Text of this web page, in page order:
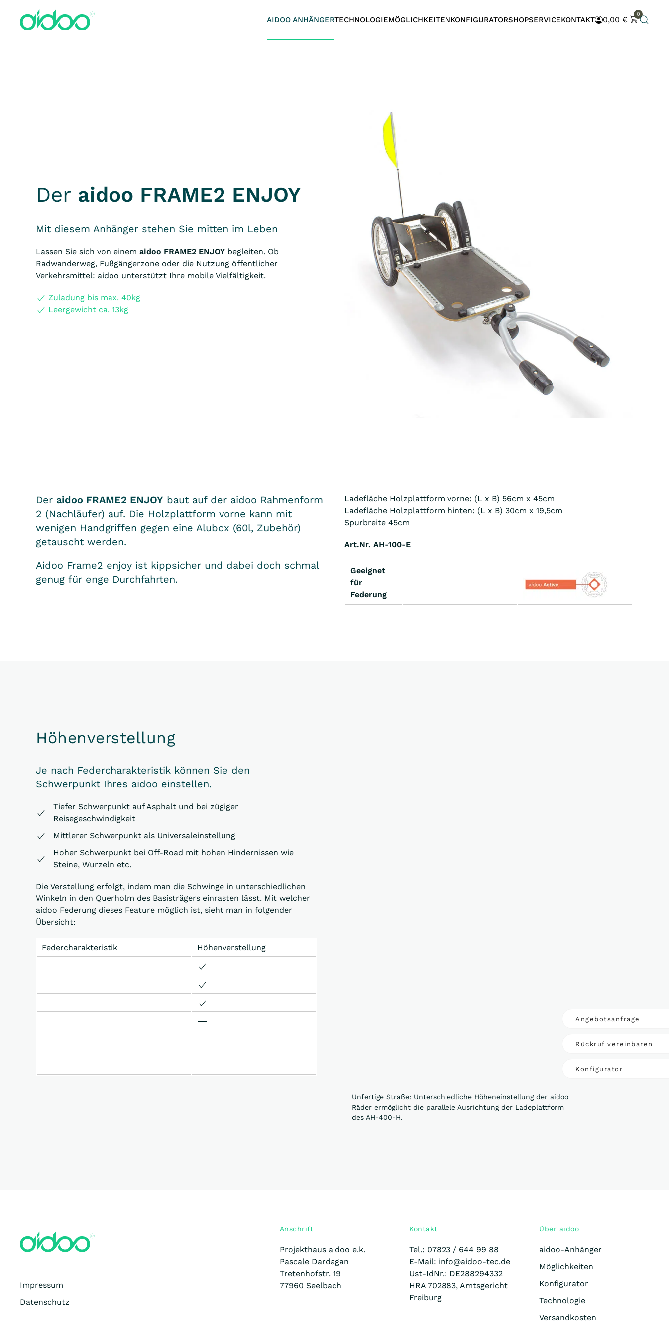
Zum Hauptinhalt springen
AIDOO ANHÄNGERTECHNOLOGIEMÖGLICHKEITENKONFIGURATORSHOPSERVICEKONTAKT 0,00 €
0
Der aidoo FRAME2 ENJOY
Mit diesem Anhänger stehen Sie mitten im Leben
Lassen Sie sich von einem aidoo FRAME2 ENJOY begleiten. Ob
Radwanderweg, Fußgängerzone oder die Nutzung öffentlicher
Verkehrsmittel: aidoo unterstützt Ihre mobile Vielfältigkeit.
Zuladung bis max. 40kg
Leergewicht ca. 13kg
Der aidoo FRAME2 ENJOY baut auf der aidoo Rahmenform
2 (Nachläufer) auf. Die Holzplattform vorne kann mit
wenigen Handgriffen gegen eine Alubox (60l, Zubehör)
getauscht werden.
Aidoo Frame2 enjoy ist kippsicher und dabei doch schmal
genug für enge Durchfahrten.
Ladefläche Holzplattform vorne: (L x B) 56cm x 45cm
Ladefläche Holzplattform hinten: (L x B) 30cm x 19,5cm
Spurbreite 45cm
Art.Nr. AH-100-E
Geeignet
für
Federung
Höhenverstellung
Je nach Federcharakteristik können Sie den
Schwerpunkt Ihres aidoo einstellen.
Tiefer Schwerpunkt auf Asphalt und bei zügiger
Reisegeschwindigkeit
Mittlerer Schwerpunkt als Universaleinstellung
Hoher Schwerpunkt bei Off-Road mit hohen Hindernissen wie
Steine, Wurzeln etc.
Die Verstellung erfolgt, indem man die Schwinge in unterschiedlichen
Winkeln in den Querholm des Basisträgers einrasten lässt. Mit welcher
aidoo Federung dieses Feature möglich ist, sieht man in folgender
Übersicht:
Federcharakteristik Höhenverstellung
Freiburg
Technologie
Versandkosten
Angebotsanfrage
Rückruf vereinbaren
Konfigurator